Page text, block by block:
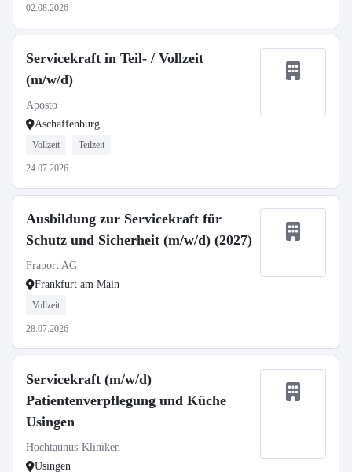
02.08.2026
Servicekraft in Teil- / Vollzeit
(m/w/d)
Aposto
Aschaffenburg
Vollzeit Teilzeit
24.07.2026
Ausbildung zur Servicekraft für
Schutz und Sicherheit (m/w/d) (2027)
Fraport AG
Frankfurt am Main
Vollzeit
28.07.2026
Servicekraft (m/w/d)
Patientenverpflegung und Küche
Usingen
Hochtaunus-Kliniken
Usingen